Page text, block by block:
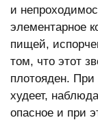
и
элементарное
пищей,
том, что этот
плотояден.
худеет,
опасное и при